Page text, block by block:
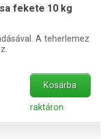
fekete 10 kg
A teherlemez
Kosárba
raktáron